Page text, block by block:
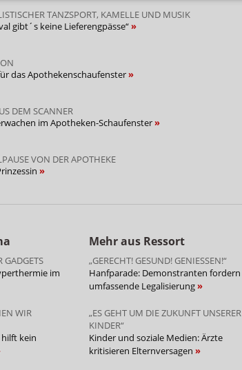
TANZSPORT, KAMELLE UND MUSIK
gibt´s keine Lieferengpässe“
das Apothekenschaufenster
DEM SCANNER
im Apotheken-Schaufenster
VON DER APOTHEKE
GADGETS
im
WIR
hilft kein
Mehr aus Ressort
„GERECHT! GESUND! GENIESSEN!“
Hanfparade: Demonstranten fordern
umfassende Legalisierung
„ES GEHT UM DIE ZUKUNFT UNSERER
KINDER“
Kinder und soziale Medien: Ärzte
kritisieren Elternversagen